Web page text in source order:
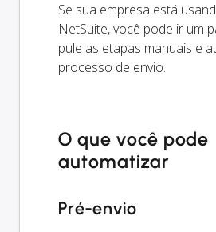
Se sua empresa está
NetSuite, você pode ir um
pule as etapas manuais e
processo de envio.
O que você pode
automatizar
Pré-envio